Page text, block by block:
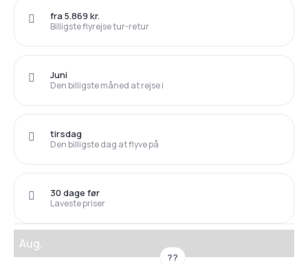
Billigste flyrejse tur-retur
fra 5.869 kr.
Den billigste måned at rejse i
Juni
Den billigste dag at flyve på
tirsdag
Laveste priser
30 dage før
Aug.
??